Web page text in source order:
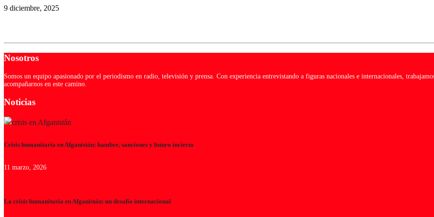
9 diciembre, 2025
Nosotros
Somos un equipo apasionado por el periodismo en radio, televisión y prensa. Con experiencia entrevistando a figuras nacionales e internacionales,
acompañarnos en este camino.
Noticias
Crisis humanitaria en Afganistán: hambre, sanciones y futuro incierto
11 marzo, 2026
La crisis humanitaria en Afganistán: un desafío internacional